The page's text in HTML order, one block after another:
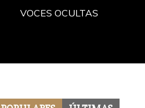
VOCES OCULTAS